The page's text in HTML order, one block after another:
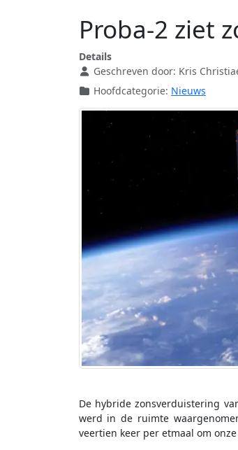
Proba-2 ziet
Details
Geschreven door: Kris
Hoofdcategorie: Nieuws
De hybride zonsverduistering
werd in de ruimte
veertien keer per etmaal om